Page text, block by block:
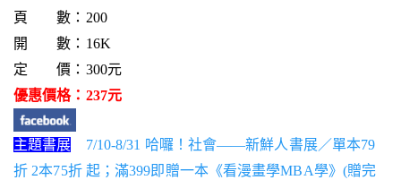
頁 數：200
開 數：16K
定 價：300元
優惠價格：237元
主題書展
7/10-8/31 哈囉！社會——新鮮人書展／單本79
折 2本75折 起；滿399即贈一本《看漫畫學MBA學》(贈完